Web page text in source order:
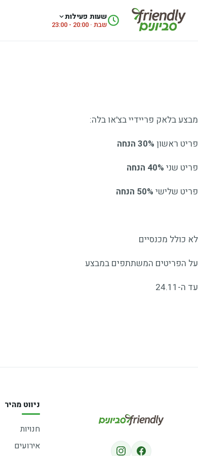
שעות פעילות
שבת · 20:00 - 23:00
מבצע בלאק פריידיי בצ'או בלה:
פריט ראשון 30% הנחה
פריט שני 40% הנחה
פריט שלישי 50% הנחה
לא כולל מכנסיים
על הפריטים המשתתפים במבצע
עד ה-24.11
ניווט מהיר
חנויות
אירועים